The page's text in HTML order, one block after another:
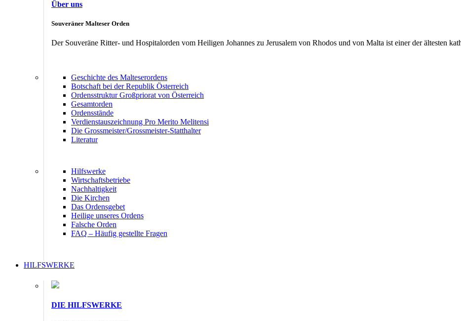
Über uns
Souveräner Malteser Orden
Der Souveräne Ritter- und Hospitalorden vom Heiligen Johannes zu Jerusalem von Rhodos und von Malta ist einer der ältesten
Geschichte des Malteserordens
Botschaft bei der Republik Österreich
Ordensstruktur Großpriorat von Österreich
Gesamtorden
Ordensstände
Verdienstauszeichnung Pro Merito Melitensi
Die Grossmeister/Grossmeister-Statthalter
Literatur
Hilfswerke
Wirtschaftsbetriebe
Nachhaltigkeit
Die Kirchen
Das Ordensgebet
Heilige unseres Ordens
Falsche Orden
FAQ – Häufig gestellte Fragen
HILFSWERKE
DIE HILFSWERKE